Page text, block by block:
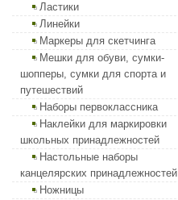
Ластики
Линейки
Маркеры для скетчинга
Мешки для обуви, сумки-
шопперы, сумки для спорта и
путешествий
Наборы первоклассника
Наклейки для маркировки
школьных принадлежностей
Настольные наборы
канцелярских принадлежностей
Ножницы